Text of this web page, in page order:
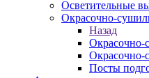
Осветительные
Окрасочно-
Назад
Окрасочно-
Окрасочно-
Посты